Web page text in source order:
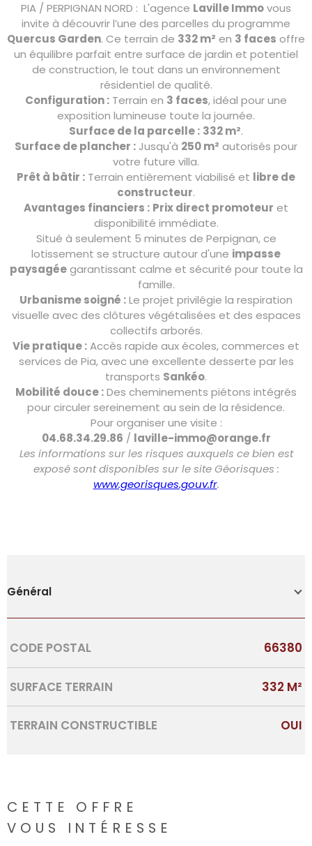
PIA ∕ PERPIGNAN NORD : L'agence Laville Immovous
invite à découvrir l’une des parcelles du programme
Quercus Garden. Ce terrain de 332 m² en 3 faces offre
un équilibre parfait entre surface de jardin et potentiel
de construction, le tout dans un environnement
résidentiel de qualité.
Configuration : Terrain en 3 faces, idéal pour une
exposition lumineuse toute la journée.
Surface de la parcelle : 332 m².
Surface de plancher : Jusqu'à 250 m² autorisés pour
votre future villa.
Prêt à bâtir : Terrain entièrement viabilisé et libre de
constructeur.
Avantages financiers : Prix direct promoteur et
disponibilité immédiate.
Situé à seulement 5 minutes de Perpignan, ce
lotissement se structure autour d'une impasse
paysagéegarantissant calme et sécurité pour toute la
famille.
Urbanisme soigné :Le projet privilégie la respiration
visuelle avec des clôtures végétalisées et des espaces
collectifs arborés.
Vie pratique :Accès rapide aux écoles, commerces et
services de Pia, avec une excellente desserte par les
transports Sankéo.
Mobilité douce :Des cheminements piétons intégrés
pour circuler sereinement au sein de la résidence.
Pour organiser une visite :
04.68.34.29.86 / laville-immo@orange.fr
Les informations sur les risques auxquels ce bien est
exposé sont disponibles sur le site Géorisques :
www.georisques.gouv.fr.
Général
Caractérisque
CODE POSTAL 66380
SURFACE TERRAIN 332 M²
TERRAIN CONSTRUCTIBLE OUI
CETTE OFFRE
VOUS INTÉRESSE